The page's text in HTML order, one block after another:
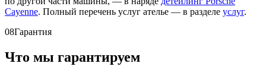
Cayenne. Полный перечень услуг ателье — в разделе услуг.
08Гарантия
Что мы гарантируем